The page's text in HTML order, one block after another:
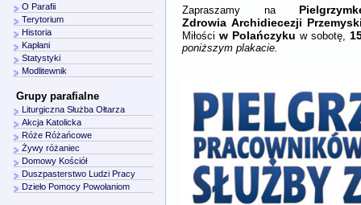
Zapraszamy na
Zdrowia Archidiecezji
Miłości w Polańczyku w sobotę,
poniższym plakacie.
O Parafii
Terytorium
Historia
Kapłani
Statystyki
Modlitewnik
Grupy parafialne
Liturgiczna Służba Ołtarza
Akcja Katolicka
Róże Różańcowe
Żywy różaniec
Domowy Kościół
Duszpasterstwo Ludzi Pracy
Dzieło Pomocy Powołaniom